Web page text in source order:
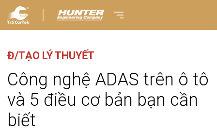
Đ/TẠO LÝ THUYẾT
Công nghệ ADAS trên ô tô
và 5 điều cơ bản bạn cần
biết